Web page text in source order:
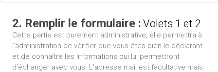
2. Remplir le formulaire : Volets 1 et 2
Cette partie est purement administrative, elle permettra à
l'administration de vérifier que vous êtes bien le déclarant
et de connaître les informations qui lui permettront
d’échanger avec vous. L'adresse mail est facultative mais